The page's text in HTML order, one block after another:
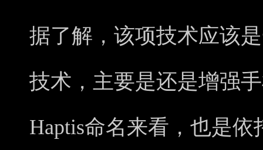
据了解，该项技术应该
技术，主要是还是增强
Haptis命名来看，也是